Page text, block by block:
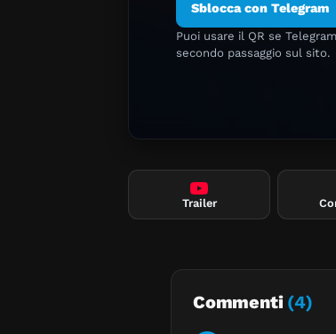
Sblocca con Telegram
Puoi usare il QR se
secondo passaggio sul sito.
Trailer
Commenti (4)